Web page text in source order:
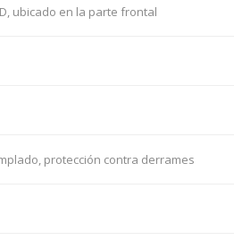
ubicado en la parte frontal
protección contra derrames